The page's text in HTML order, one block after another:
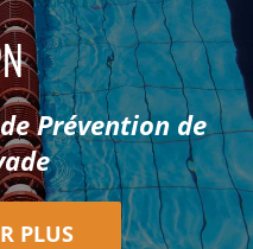
Prévention de
PLUS